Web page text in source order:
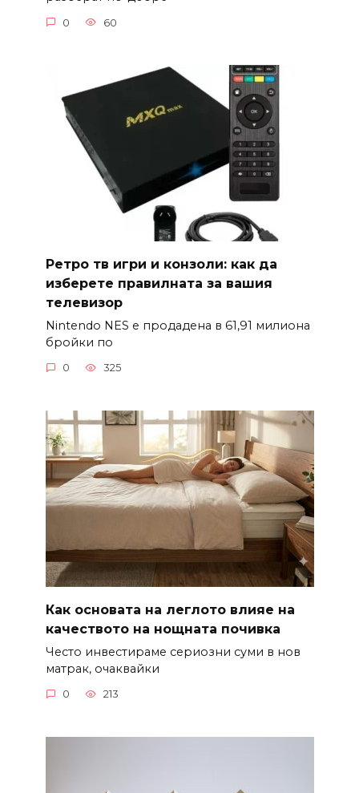
0 60
Ретро тв игри и конзоли: как да
изберете правилната за вашия
телевизор
Nintendo NES е продадена в 61,91 милиона
бройки по
0 325
Как основата на леглото влияе на
качеството на нощната почивка
Често инвестираме сериозни суми в нов
матрак, очаквайки
0 213